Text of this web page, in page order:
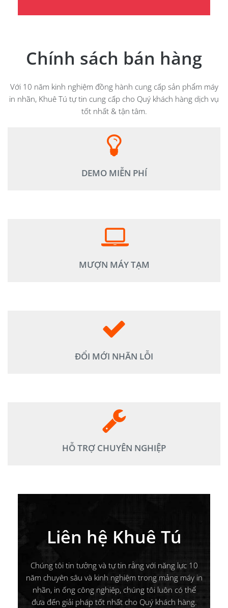
Chính sách bán hàng
Với 10 năm kinh nghiệm đồng hành cung cấp sản phẩm máy
in nhãn, Khuê Tú tự tin cung cấp cho Quý khách hàng dịch vụ
tốt nhất & tận tâm.
DEMO MIỄN PHÍ
Khách hàng được trải nghiệm giái pháp, in thử nhãn mẫu,
dán nhãn thật ngay tại văn phòng mình.
MƯỢN MÁY TẠM
Máy bảo hành được xử lý trong vòng 02 ngày, Hỗ trợ máy
ĐỔI MỚI NHÃN LỖI
Khuê Tú hỗ trợ đổi băng nhãn lỗi được mới 100%.
HỖ TRỢ CHUYÊN NGHIỆP
Hỗ trợ khách hàng thiết kế nhãn mẫu chuyên nghiệp, xử lý
các sự cố trong quá trình sử dụng.
Liên hệ Khuê Tú
Chúng tôi tin tưởng và tự tin rằng với năng lực 10
năm chuyên sâu và kinh nghiệm trong mảng máy in
nhãn, in ống công nghiệp, chúng tôi luôn có thể
đưa đến giải pháp tốt nhất cho Quý khách hàng.